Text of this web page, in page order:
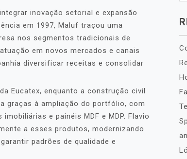
inovação setorial e expansão
em 1997, Maluf traçou uma
nos segmentos tradicionais de
em novos mercados e canais
diversificar receitas e consolidar
Eucatex, enquanto a construção civil
graças à ampliação do portfólio, com
e painéis MDF e MDP. Flavio
a esses produtos, modernizando
padrões de qualidade e